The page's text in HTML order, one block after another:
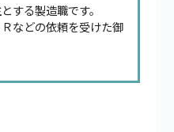
する製造職です。
などの依頼を受けた御